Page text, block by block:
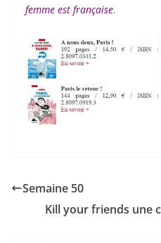
femme est française.
Semaine 50
Kill your friends une